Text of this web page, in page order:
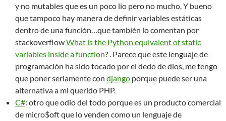
y no mutables que es un poco lio pero no mucho. Y bueno
que tampoco hay manera de definir variables estáticas
dentro de una función…que también lo comentan por
stackoverflowWhat is the Python equivalent of static
variables inside a function? . Parece que este lenguaje de
programación ha sido tocado por el dedo de dios, me tengo
que poner seriamente con django porque puede ser una
alternativa a mi querido PHP.
C#: otro que odio del todo porque es un producto comercial
de micro$oft que lo venden como un lenguaje de